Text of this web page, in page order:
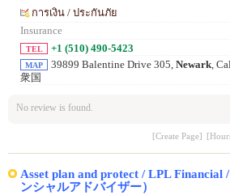
การเงิน / ประกันภัย
Insurance
TEL +1 (510) 490-5423
MAP 39899 Balentine Drive 305, Newark,
衆国
No review is found.
[Create Page]
Asset plan and protect / LPL Financial
ンシャルアドバイザー）